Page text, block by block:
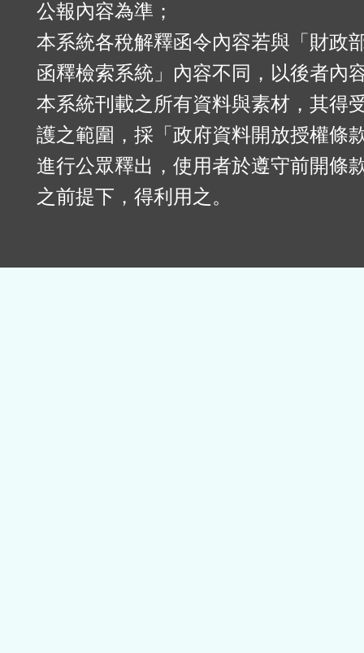
公報內容為準；
本系統各稅解釋函令內容若與「財政
函釋檢索系統」內容不同，以後者內
本系統刊載之所有資料與素材，其得
護之範圍，採「政府資料開放授權條
進行公眾釋出，使用者於遵守前開條
之前提下，得利用之。